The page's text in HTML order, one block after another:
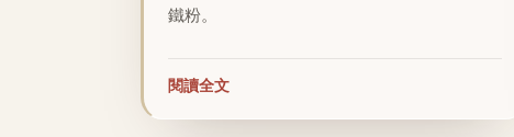
鐵粉。
閱讀全文